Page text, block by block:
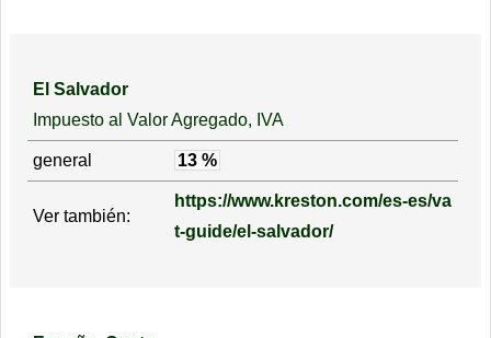
El Salvador
Impuesto al Valor Agregado, IVA
general 13 %
Ver también:
https://www.kreston.com/es-es/va
t-guide/el-salvador/